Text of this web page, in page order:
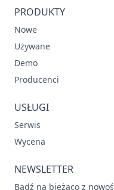
PRODUKTY
Nowe
Używane
Demo
Producenci
USŁUGI
Serwis
Wycena
NEWSLETTER
Bądź na bieżąco z